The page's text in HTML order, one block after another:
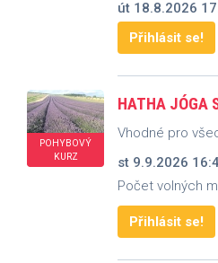
út 18.8.2026
Přihlásit se!
POHYBOVÝ
KURZ
HATHA JÓGA
Vhodné pro
st 9.9.2026
Počet volných
Přihlásit se!